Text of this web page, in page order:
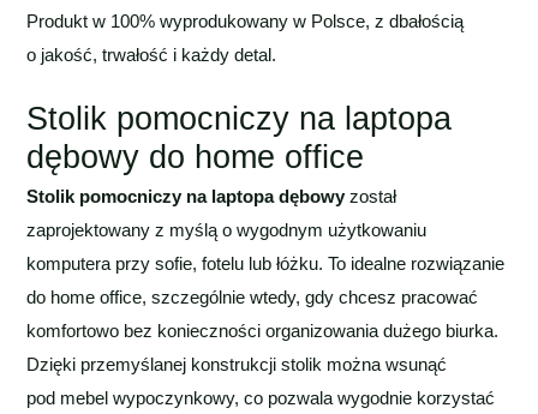
Produkt w 100% wyprodukowany w Polsce, z dbałością
o jakość, trwałość i każdy detal.
Stolik pomocniczy na laptopa
dębowy do home office
Stolik pomocniczy na laptopa dębowy został
zaprojektowany z myślą o wygodnym użytkowaniu
komputera przy sofie, fotelu lub łóżku. To idealne rozwiązanie
do home office, szczególnie wtedy, gdy chcesz pracować
komfortowo bez konieczności organizowania dużego biurka.
Dzięki przemyślanej konstrukcji stolik można wsunąć
pod mebel wypoczynkowy, co pozwala wygodnie korzystać